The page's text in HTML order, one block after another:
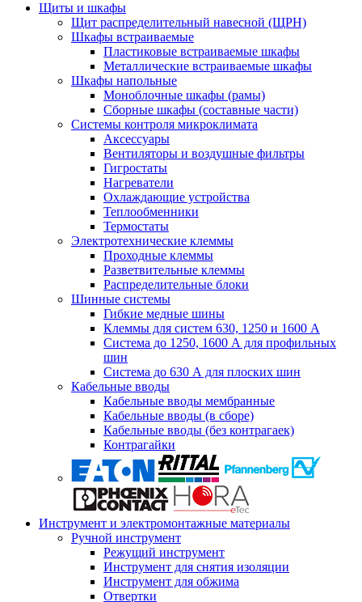
Щиты и шкафы
Щит распределительный навесной (ЩРН)
Шкафы встраиваемые
Пластиковые встраиваемые шкафы
Металлические встраиваемые шкафы
Шкафы напольные
Моноблочные шкафы (рамы)
Сборные шкафы (составные части)
Системы контроля микроклимата
Аксессуары
Вентиляторы и воздушные фильтры
Гигростаты
Нагреватели
Охлаждающие устройства
Теплообменники
Термостаты
Электротехнические клеммы
Проходные клеммы
Разветвительные клеммы
Распределительные блоки
Шинные системы
Гибкие медные шины
Клеммы для систем 630, 1250 и 1600 А
Система до 1250, 1600 А для профильных
шин
Система до 630 А для плоских шин
Кабельные вводы
Кабельные вводы мембранные
Кабельные вводы (в сборе)
Кабельные вводы (без контрагаек)
Контрагайки
Инструмент и электромонтажные материалы
Ручной инструмент
Режущий инструмент
Инструмент для снятия изоляции
Инструмент для обжима
Отвертки